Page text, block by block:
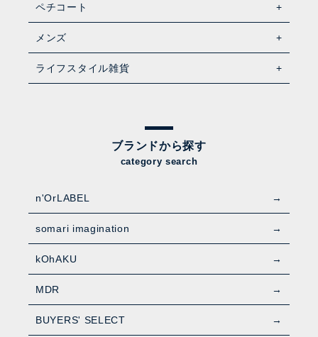
ペチコート
メンズ
ライフスタイル雑貨
ブランドから探す
category search
n'OrLABEL
somari imagination
kOhAKU
MDR
BUYERS' SELECT